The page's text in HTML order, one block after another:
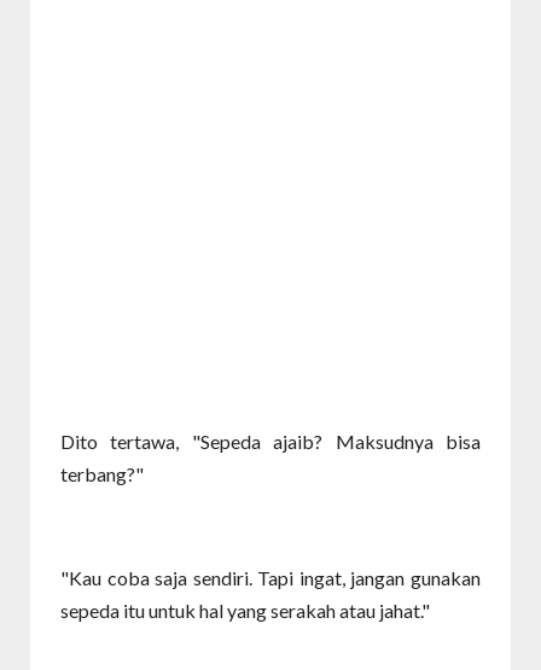
Dito tertawa, "Sepeda ajaib? Maksudnya bisa
terbang?"
"Kau coba saja sendiri. Tapi ingat, jangan gunakan
sepeda itu untuk hal yang serakah atau jahat."